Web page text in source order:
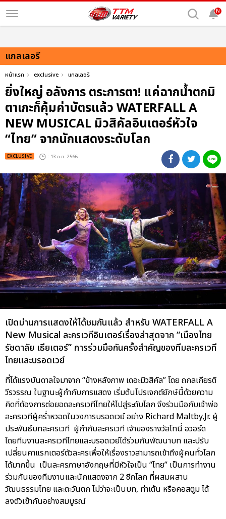
N
แกลเลอรี
หน้าแรก exclusive แกลเลอรี
ยิ่งใหญ่ อลังการ ตระการตา! แค่ฉากน้ำตกมิ
ตาเกะก็คุ้มค่าบัตรแล้ว WATERFALL A
NEW MUSICAL มิวสิคัลอินเตอร์หัวใจ
“ไทย” จากนักแสดงระดับโลก
EXCLUSIVE : 13 ก.ย. 2566
เปิดม่านการแสดงให้ได้ชมกันแล้ว สำหรับ WATERFALL A
New Musical ละครเวทีอินเตอร์เรื่องล่าสุดจาก “เมืองไทย
รัชดาลัย เธียเตอร์” การร่วมมือกันครั้งสำคัญของทีมละครเวที
ไทยและบรอดเวย์
ที่ได้แรงบันดาลใจมาจาก “ข้างหลังภาพ เดอะมิวสิคัล” โดย ถกลเกียรติ
วีรวรรณ ในฐานะผู้กำกับการแสดง เริ่มต้นโปรเจกต์ยักษ์นี้ด้วยความ
คิดที่ต้องการต่อยอดละครเวทีไทยให้ไปสู่ระดับโลก จึงร่วมมือกับเจ้าพ่อ
ละครเวทีผู้คร่ำหวอดในวงการบรอดเวย์ อย่าง Richard Maltby,Jr. ผู้
ประพันธ์บทละครเวที ผู้กำกับละครเวที เจ้าของรางวัลโทนี่ อวอร์ด
โดยทีมงานละครเวทีไทยและบรอดเวย์ได้ร่วมกันพัฒนาบท และปรับ
เปลี่ยนคาแรกเตอร์ตัวละครเพื่อให้เรื่องราวสามารถเข้าถึงผู้คนทั่วโลก
ได้มากขึ้น เป็นละครภาษาอังกฤษที่มีหัวใจเป็น “ไทย” เป็นการทำงาน
ร่วมกันของทีมงานและนักแสดงจาก 2 ซีกโลก ที่ผสมผสาน
วัฒนธรรมไทย และตะวันตก ไม่ว่าจะเป็นบท, ท่าเต้น หรือคอสตูม ได้
ลงตัวเข้ากันอย่างสมบูรณ์